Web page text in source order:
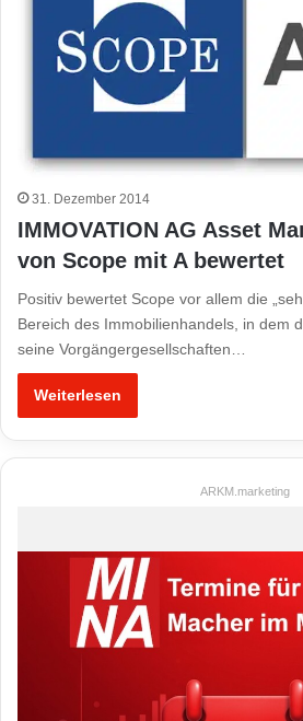
31. Dezember 2014
IMMOVATION AG Asset
von Scope mit A bewertet
Positiv bewertet Scope vor allem die
Bereich des Immobilienhandels, in dem
seine Vorgängergesellschaften…
Weiterlesen
ARKM.marketing